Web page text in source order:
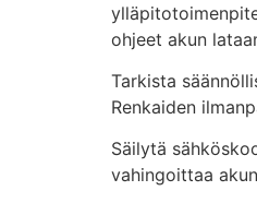
ohjeet akun
Tarkista
Renkaiden
Säilytä
vahingoittaa